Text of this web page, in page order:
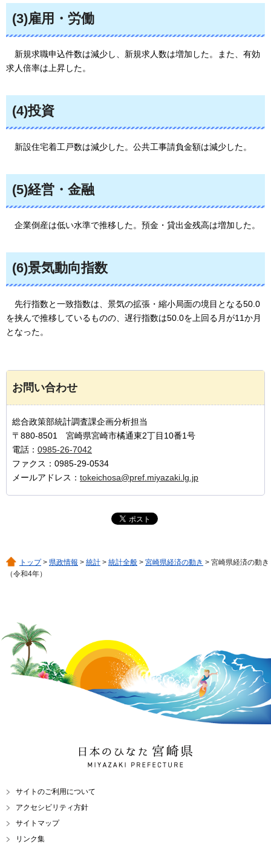
(3)雇用・労働
新規求職申込件数は減少し、新規求人数は増加した。また、有効
求人倍率は上昇した。
(4)投資
新設住宅着工戸数は減少した。公共工事請負金額は減少した。
(5)経営・金融
企業倒産は低い水準で推移した。預金・貸出金残高は増加した。
(6)景気動向指数
先行指数と一致指数は、景気の拡張・縮小局面の境目となる50.0
を挟んで推移しているものの、遅行指数は50.0を上回る月が11か月
となった。
お問い合わせ
総合政策部統計調査課企画分析担当
〒880-8501 宮崎県宮崎市橘通東2丁目10番1号
電話： 0985-26-7042
ファクス：0985-29-0534
メールアドレス： tokeichosa@pref.miyazaki.lg.jp
トップ> 県政情報 > 統計 > 統計全般 > 宮崎県経済の動き > 宮崎県経済の動き
（令和4年）
日本のひなた 宮崎県
MIYAZAKI PREFECTURE
サイトのご利用について
アクセシビリティ方針
サイトマップ
リンク集